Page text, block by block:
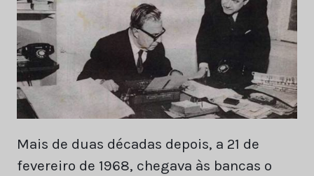
Mais de duas décadas depois, a 21 de
fevereiro de 1968, chegava às bancas o